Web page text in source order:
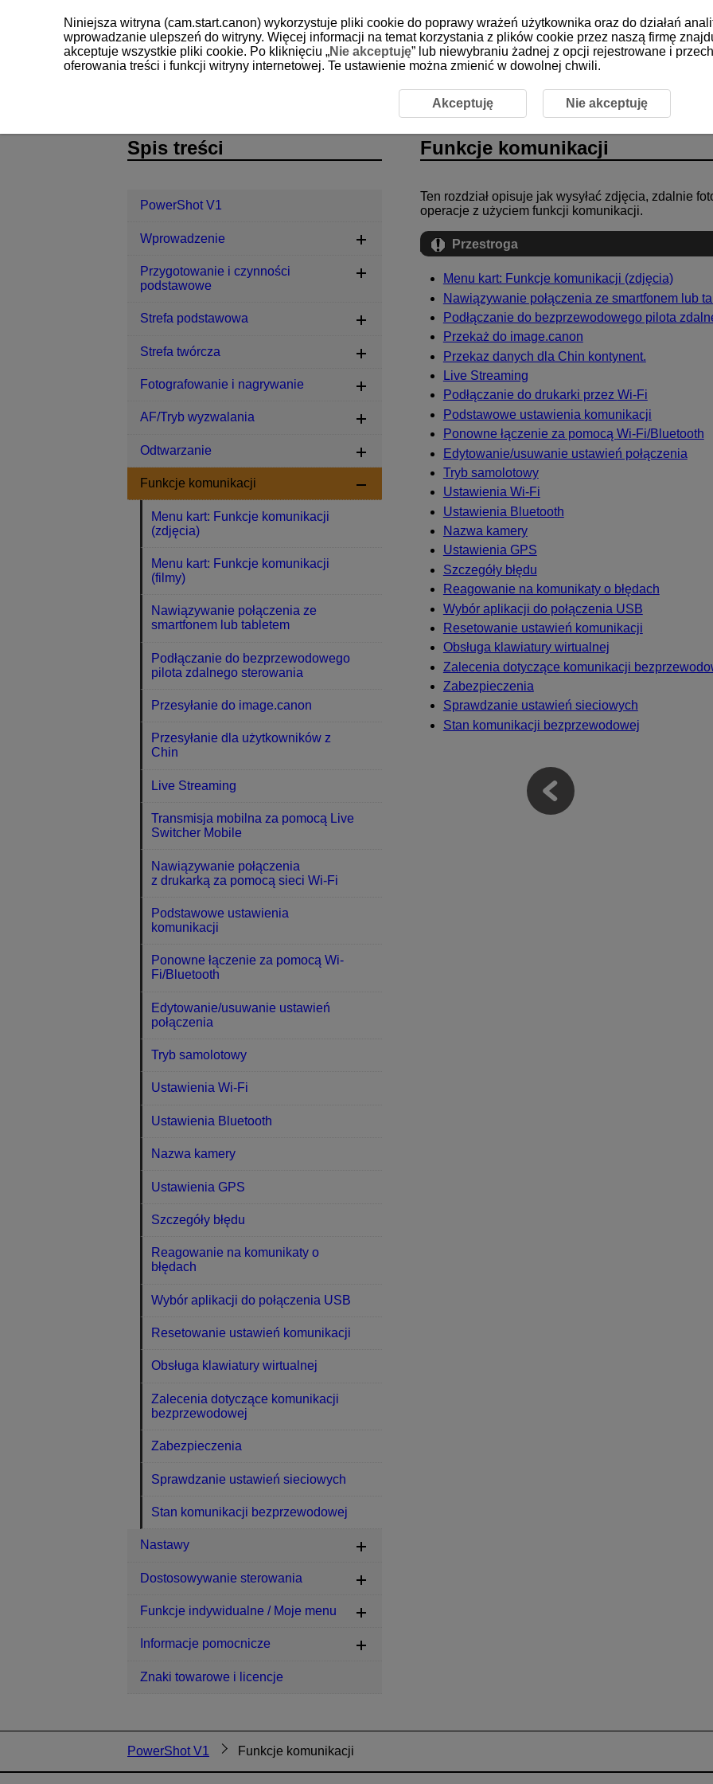
PowerShot V1 Funkcje komunikacji
Funkcje komunikacji
Ten rozdział opisuje jak wysyłać zdjęcia, zdalnie
operacje z użyciem funkcji komunikacji.
Przestroga
Menu kart: Funkcje komunikacji (zdjęcia)
Nawiązywanie połączenia ze smartfonem lub
Podłączanie do bezprzewodowego pilota
Przekaż do image.canon
Przekaz danych dla Chin kontynent.
Live Streaming
Podłączanie do drukarki przez Wi-Fi
Podstawowe ustawienia komunikacji
Ponowne łączenie za pomocą Wi-Fi/Bluetooth
Edytowanie/usuwanie ustawień połączenia
Tryb samolotowy
Ustawienia Wi-Fi
Ustawienia Bluetooth
Nazwa kamery
Ustawienia GPS
Szczegóły błędu
Reagowanie na komunikaty o błędach
Wybór aplikacji do połączenia USB
Resetowanie ustawień komunikacji
Obsługa klawiatury wirtualnej
Zalecenia dotyczące komunikacji
Zabezpieczenia
Sprawdzanie ustawień sieciowych
Stan komunikacji bezprzewodowej
Spis treści
PowerShot V1
Wprowadzenie
Przygotowanie i czynności
podstawowe
Strefa podstawowa
Strefa twórcza
Fotografowanie i nagrywanie
AF/Tryb wyzwalania
Odtwarzanie
Funkcje komunikacji
Menu kart: Funkcje komunikacji
(zdjęcia)
Menu kart: Funkcje komunikacji
(filmy)
Nawiązywanie połączenia ze
smartfonem lub tabletem
Podłączanie do bezprzewodowego
pilota zdalnego sterowania
Przesyłanie do image.canon
Przesyłanie dla użytkowników z
Chin
Live Streaming
Transmisja mobilna za pomocą Live
Switcher Mobile
Nawiązywanie połączenia
z drukarką za pomocą sieci Wi-Fi
Podstawowe ustawienia
komunikacji
Ponowne łączenie za pomocą Wi-
Fi/Bluetooth
Edytowanie/usuwanie ustawień
połączenia
Tryb samolotowy
Ustawienia Wi-Fi
Ustawienia Bluetooth
Nazwa kamery
Ustawienia GPS
Szczegóły błędu
Reagowanie na komunikaty o
błędach
Wybór aplikacji do połączenia USB
Resetowanie ustawień komunikacji
Obsługa klawiatury wirtualnej
Zalecenia dotyczące komunikacji
bezprzewodowej
Zabezpieczenia
Sprawdzanie ustawień sieciowych
Stan komunikacji bezprzewodowej
Nastawy
Dostosowywanie sterowania
Funkcje indywidualne / Moje menu
Informacje pomocnicze
Znaki towarowe i licencje
PowerShot V1 Funkcje komunikacji
Niniejsza witryna (cam.start.canon) wykorzystuje pliki cookie do poprawy wrażeń użytkownika oraz do działań
wprowadzanie ulepszeń do witryny. Więcej informacji na temat korzystania z plików cookie przez naszą firmę
akceptuje wszystkie pliki cookie. Po kliknięciu „Nie akceptuję” lub niewybraniu żadnej z opcji rejestrowane i
oferowania treści i funkcji witryny internetowej. Te ustawienie można zmienić w dowolnej chwili.
Akceptuję Nie akceptuję